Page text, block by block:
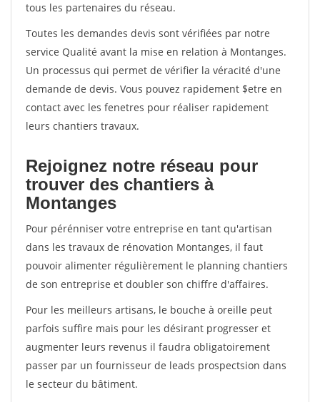
tous les partenaires du réseau.
Toutes les demandes devis sont vérifiées par notre
service Qualité avant la mise en relation à Montanges.
Un processus qui permet de vérifier la véracité d'une
demande de devis. Vous pouvez rapidement $etre en
contact avec les fenetres pour réaliser rapidement
leurs chantiers travaux.
Rejoignez notre réseau pour
trouver des chantiers à
Montanges
Pour pérénniser votre entreprise en tant qu'artisan
dans les travaux de rénovation Montanges, il faut
pouvoir alimenter régulièrement le planning chantiers
de son entreprise et doubler son chiffre d'affaires.
Pour les meilleurs artisans, le bouche à oreille peut
parfois suffire mais pour les désirant progresser et
augmenter leurs revenus il faudra obligatoirement
passer par un fournisseur de leads prospectsion dans
le secteur du bâtiment.